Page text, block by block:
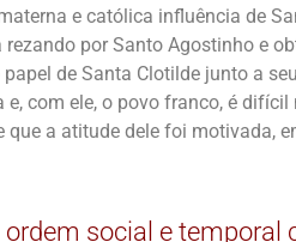
e católica influência de
por Santo Agostinho e
de Santa Clotilde junto a
e, com ele, o povo franco, é
que a atitude dele foi motivada,
ordem social e temporal